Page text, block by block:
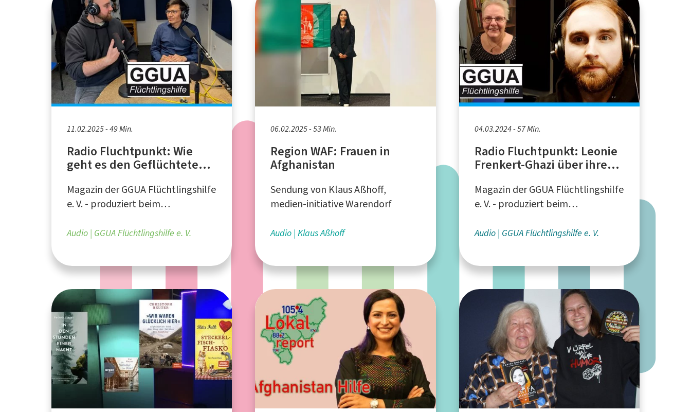
11.02.2025 - 49 Min.
Radio Fluchtpunkt: Wie
geht es den Geflüchteten
Magazin der GGUA Flüchtlingshilfe
e. V. - produziert beim
Audio GGUA Flüchtlingshilfe e. V.
06.02.2025 - 53 Min.
Region WAF: Frauen in
Afghanistan
Sendung von Klaus Aßhoff,
medien-initiative Warendorf
Audio Klaus Aßhoff
04.03.2024 - 57 Min.
Radio Fluchtpunkt: Leonie
Frenkert-Ghazi über ihre
Flüchtlingsarbeit
Magazin der GGUA Flüchtlingshilfe
e. V. - produziert beim
Audio GGUA Flüchtlingshilfe e. V.